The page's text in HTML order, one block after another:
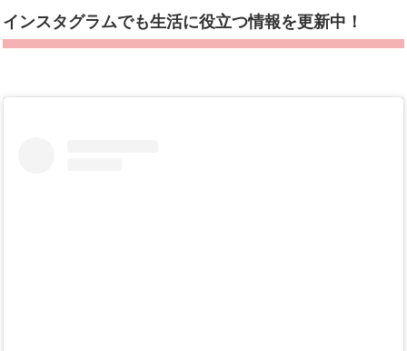
インスタグラムでも生活に役立つ情報を更新中！